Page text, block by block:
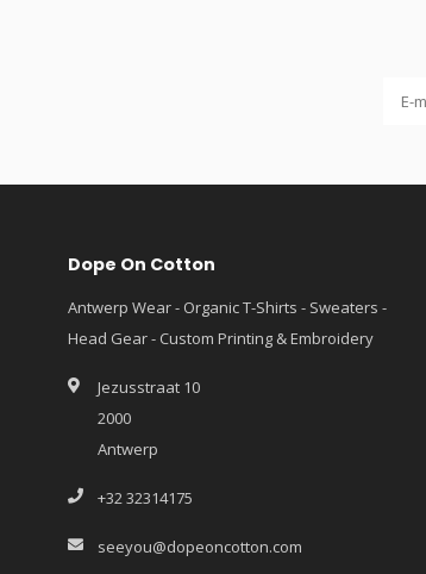
Dope On Cotton
Antwerp Wear - Organic T-Shirts - Sweaters -
Head Gear - Custom Printing & Embroidery
Jezusstraat 10
2000
Antwerp
+32 32314175
seeyou@dopeoncotton.com